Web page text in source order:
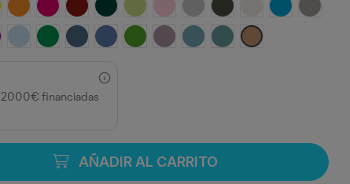
NARANJAROSETONGRANATEVERDE BOTELLA
VERDE OASIS
ROSA CLARO
GRIS VIGOREPLOMO OSCURO
BLANCO VINTAGE
TURQUESA
OPALO
CELESTEVERDE KELLY
AZUL DENIMAZUL RIVIERA
VERDE GRASS
LAVANDAAZUL LAVADO
AZUL DUSTYNARANJA GREEK
2000€ financiadas
AÑADIR AL CARRITO